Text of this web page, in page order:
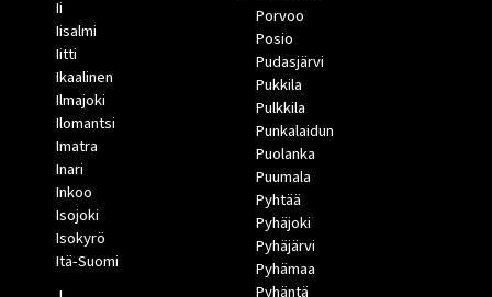
Ii
Iisalmi
Iitti
Ikaalinen
Ilmajoki
Ilomantsi
Imatra
Inari
Inkoo
Isojoki
Isokyrö
Itä-Suomi
Porvoo
Posio
Pudasjärvi
Pukkila
Pulkkila
Punkalaidun
Puolanka
Puumala
Pyhtää
Pyhäjoki
Pyhäjärvi
Pyhämaa